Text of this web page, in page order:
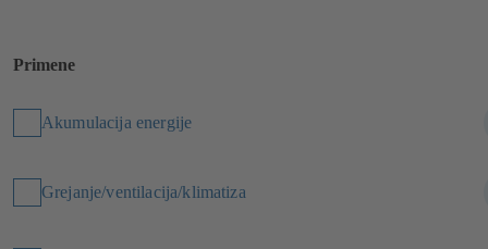
Primene
Akumulacija energije
Grejanje/ventilacija/klimatiza